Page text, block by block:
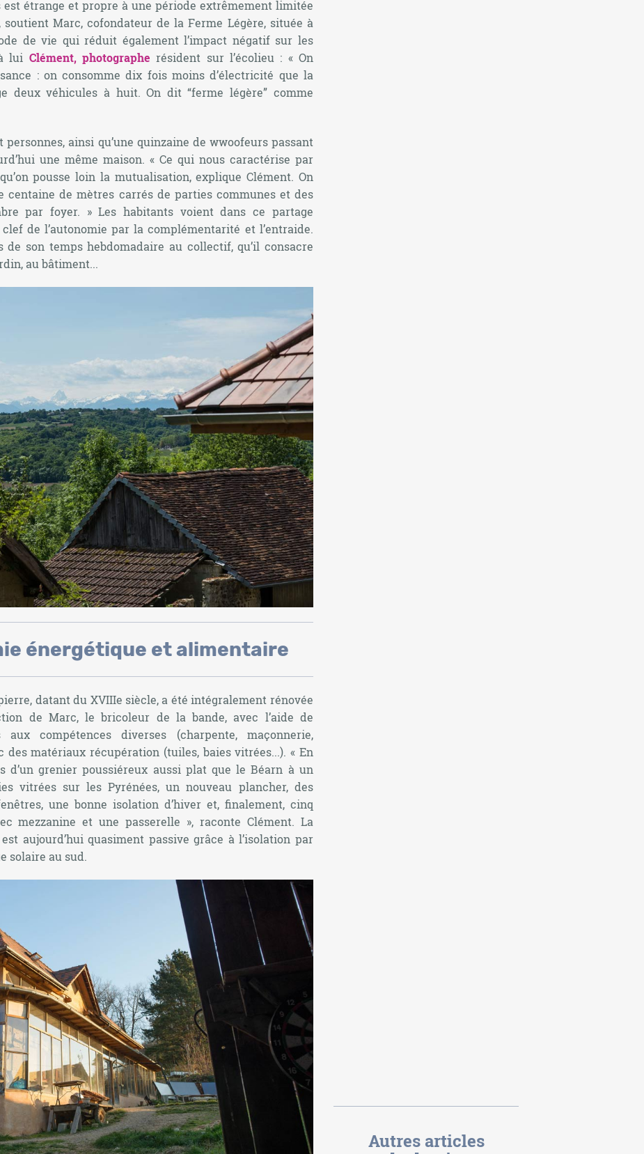
est étrange et propre à une période extrêmement limitée
soutient Marc, cofondateur de la Ferme Légère, située à
de vie qui réduit également l’impact négatif sur les
lui Clément, photographe résident sur l’écolieu : « On
: on consomme dix fois moins d’électricité que la
deux véhicules à huit. On dit “ferme légère” comme
ainsi qu’une quinzaine de wwoofeurs passant
une même maison. « Ce qui nous caractérise par
pousse loin la mutualisation,explique Clément. On
centaine de mètres carrés de parties communes et des
par foyer. » Les habitants voient dans ce partage
de l’autonomie par la complémentarité et l’entraide.
de son temps hebdomadaire au collectif, qu’il consacre
au bâtiment...
énergétique et alimentaire
datant du XVIIIe siècle, a été intégralement rénovée
de Marc, le bricoleur de la bande, avec l’aide de
compétences diverses (charpente, maçonnerie,
des matériaux récupération (tuiles, baies vitrées...). « En
d’un grenier poussiéreux aussi plat que le Béarn à un
vitrées sur les Pyrénées, un nouveau plancher, des
une bonne isolation d’hiver et, finalement, cinq
mezzanine et une passerelle », raconte Clément. La
aujourd’hui quasiment passive grâce à l’isolation par
solaire au sud.
Autres articles